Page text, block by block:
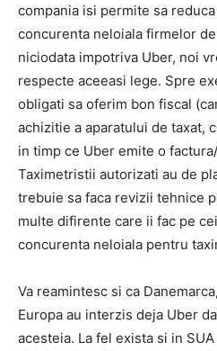
Utile
Publică gratuit anunțul tău!
Contact
Emisiuni
Prelucrarea datelor cu
compania isi permite sa
concurenta neloiala firmelor
niciodata impotriva Uber, noi
respecte aceeasi lege. Spre
obligati sa oferim bon fiscal
achizitie a aparatului de taxat,
in timp ce Uber emite o
Taximetristii autorizati au de
trebuie sa faca revizii tehnice
multe difirente care ii fac pe
concurenta neloiala pentru
Va reamintesc si ca
Europa au interzis deja Uber
acesteia. La fel exista si in